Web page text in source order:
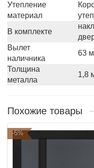
Утепление
материал
В комплекте
Вылет
наличника
63
Толщина
металла
1,8
Похожие товары
-5%